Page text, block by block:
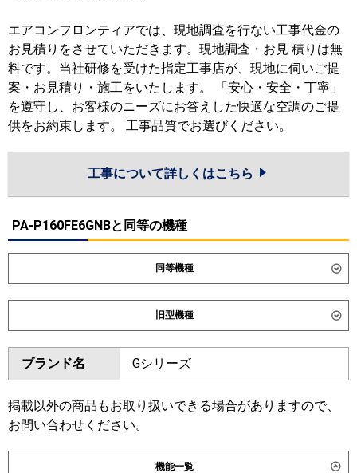
エアコンフロンティアでは、現地調査を行ない工事代金の
お見積りをさせていただきます。現地調査・お見 積りは無
料です。当社研修を受けた指定工事店が、現地に伺いご提
案・お見積り・施工をいたします。 「安心・安全・丁寧」
を遵守し、お客様のニーズにお答えした快適な空調のご提
供をお約束します。 工事品質でお選びください。
工事について詳しくはこちら
PA-P160FE6GNBと同等の機種
同等機種
ダイキン SSRM160D SSRMM160D
東芝 GDXA16013MUB
三菱電機 PEZ-ZRMP160D6
日立 RPI-GP160RGHC11
RPI-
GP160RGH11
三菱重工 FDUZ1606H6S
旧型機種
ダイキン SSRM160C SSRMM160C
SSRM160BY
SSRM160BJ SSRMM160BJ
SSRJM160BJ SSRJMM160BJ
SSRJM160BF
SSRM160BC
ブランド名 Gシリーズ
掲載以外の商品もお取り扱いできる場合がありますので、
お問い合わせください。
機能一覧